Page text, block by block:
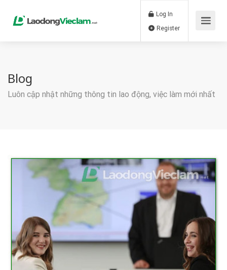
Log In
Blog
Luôn cập nhật những thông tin lao động, việc làm mới nhất